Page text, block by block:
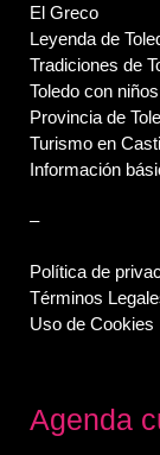
El Greco
Leyenda de
Tradiciones de
Toledo con niños
Provincia de
Turismo en
Información
–
Política de
Términos
Uso de Cookies
Agenda